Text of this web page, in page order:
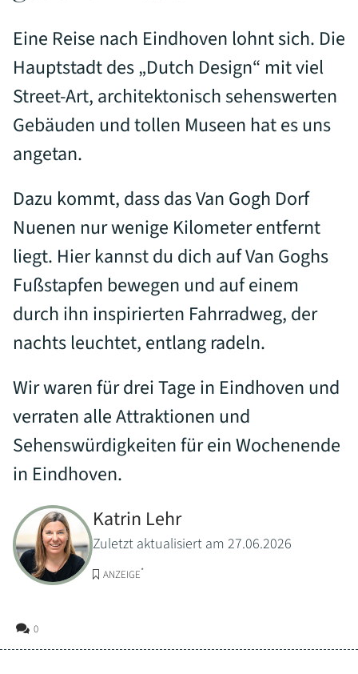
Eine Reise nach Eindhoven lohnt sich. Die
Hauptstadt des „Dutch Design“ mit viel
Street-Art, architektonisch sehenswerten
Gebäuden und tollen Museen hat es uns
angetan.
Dazu kommt, dass das Van Gogh Dorf
Nuenen nur wenige Kilometer entfernt
liegt. Hier kannst du dich auf Van Goghs
Fußstapfen bewegen und auf einem
durch ihn inspirierten Fahrradweg, der
nachts leuchtet, entlang radeln.
Wir waren für drei Tage in Eindhoven und
verraten alle Attraktionen und
Sehenswürdigkeiten für ein Wochenende
in Eindhoven.
Katrin Lehr
Zuletzt aktualisiert am 27.06.2026
ANZEIGE*
0